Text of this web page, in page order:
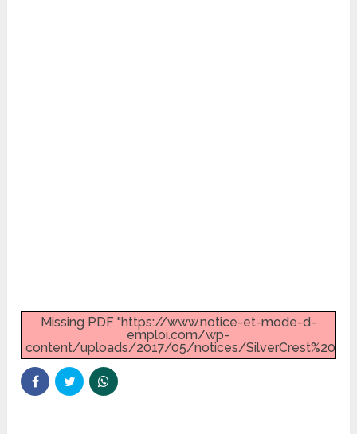
Missing PDF "https://www.notice-et-mode-d-
emploi.com/wp-
content/uploads/2017/05/notices/